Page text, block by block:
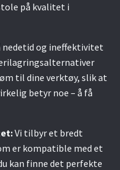
på kvalitet i
nedetid og ineffektivitet
til dine verktøy, slik at
betyr noe – å få
Vi tilbyr et bredt
er kompatible med et
kan finne det perfekte